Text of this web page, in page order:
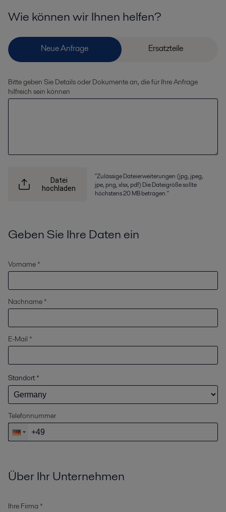
Wie können wir Ihnen helfen?
Bitte geben Sie Details oder Dokumente an, die für Ihre Anfrage
hilfreich sein können
Datei
hochladen
"Zulässige Dateierweiterungen (jpg, jpeg,
jpe, png, xlsx, pdf) Die Dateigröße sollte
höchstens 20 MB betragen."
Geben Sie Ihre Daten ein
Vorname *
Nachname *
E-Mail *
Standort*
Telefonnummer
Über Ihr Unternehmen
Ihre Firma *